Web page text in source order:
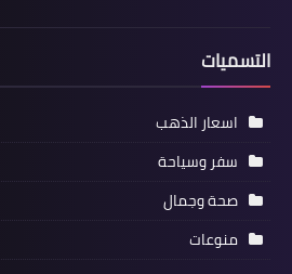
التسميات
اسعار الذهب
سفر وسياحة
صحة وجمال
منوعات